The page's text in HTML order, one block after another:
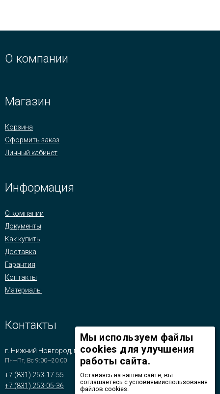
О компании
Магазин
Корзина
Оформить заказ
Личный кабинет
Информация
О компании
Документы
Как купить
Доставка
Гарантия
Контакты
Материалы
Контакты
г. Нижний Новгород, пр-т Бусыгина, д.1
Пн—Пт, Вс 9:00—20:00
+7 (831) 253-17-55
+7 (831) 253-05-36
Мы используем файлы
cookies для улучшения
работы сайта.
Оставаясь на нашем сайте, вы
соглашаетесь с условиямииспользования
файлов cookies.